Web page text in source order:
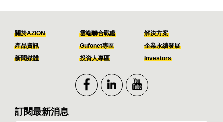
關於AZION 雲端聯合戰艦
解決方案
產品資訊
Gufonet專區
企業永續發展
新聞媒體
投資人專區 Investors
訂閱最新消息